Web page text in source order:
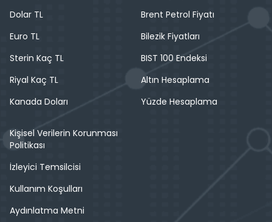
Dolar TL
Euro TL
Sterin Kaç TL
Riyal Kaç TL
Kanada Doları
Brent Petrol Fiyatı
Bilezik Fiyatları
BIST 100 Endeksi
Altın Hesaplama
Yüzde Hesaplama
Kişisel Verilerin Korunması
Politikası
İzleyici Temsilcisi
Kullanım Koşulları
Aydınlatma Metni